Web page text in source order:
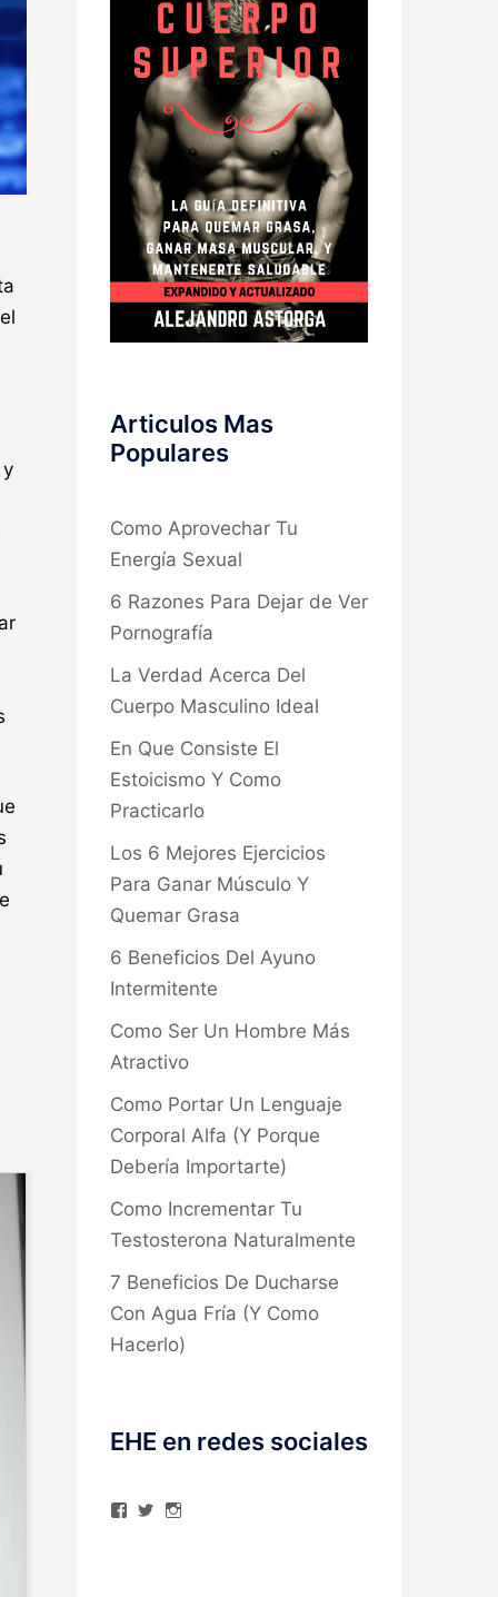
Articulos Mas
Populares
Como Aprovechar Tu
Energía Sexual
6 Razones Para Dejar de Ver
Pornografía
La Verdad Acerca Del
Cuerpo Masculino Ideal
En Que Consiste El
Estoicismo Y Como
Practicarlo
Los 6 Mejores Ejercicios
Para Ganar Músculo Y
Quemar Grasa
6 Beneficios Del Ayuno
Intermitente
Como Ser Un Hombre Más
Atractivo
Como Portar Un Lenguaje
Corporal Alfa (Y Porque
Debería Importarte)
Como Incrementar Tu
Testosterona Naturalmente
7 Beneficios De Ducharse
Con Agua Fría (Y Como
Hacerlo)
EHE en redes sociales
Ver
VerVer